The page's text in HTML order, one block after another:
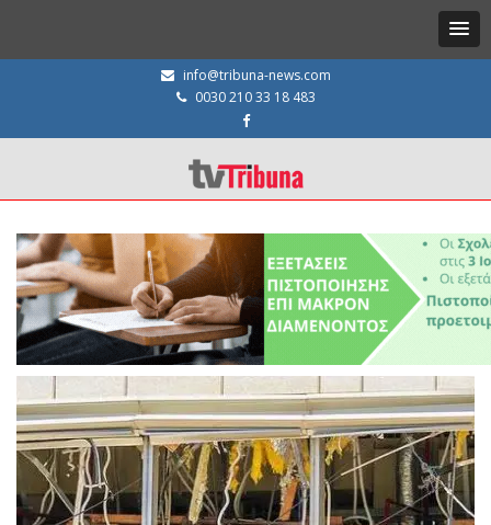
info@tribuna-news.com
0030 210 33 18 483